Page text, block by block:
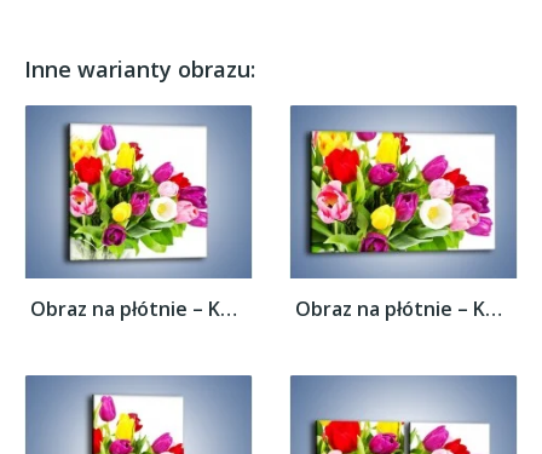
Inne warianty obrazu:
Obraz na płótnie – Kolorowe tulipany w... Obraz na płótnie – Kolorowe tulipany w...